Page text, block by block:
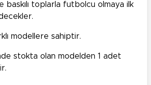
baskılı toplarla futbolcu olmaya ilk
modellere sahiptir.
stokta olan modelden 1 adet